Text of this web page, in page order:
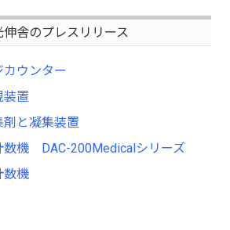
舎のプレスリリース
ウンター
装置
と凝集装置
数機 DAC-200Medicalシリーズ
数機